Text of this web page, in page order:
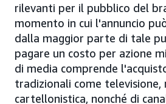
rilevanti per il pubblico del
momento in cui l'annuncio
dalla maggior parte di tale
pagare un costo per azione
di media comprende
tradizionali come televisione,
cartellonistica, nonché di